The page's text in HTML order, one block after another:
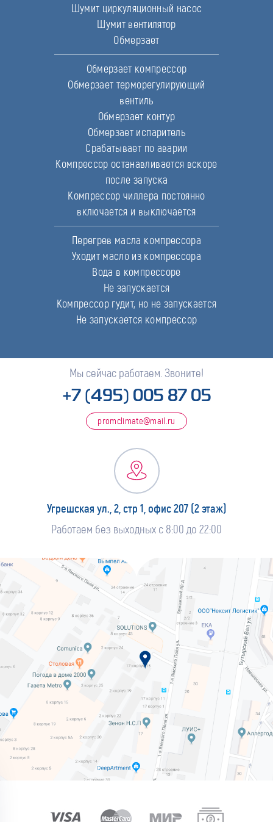
Шумит циркуляционный насос
Шумит вентилятор
Обмерзает
Обмерзает компрессор
Обмерзает терморегулирующий
вентиль
Обмерзает контур
Обмерзает испаритель
Срабатывает по аварии
Компрессор останавливается вскоре
после запуска
Компрессор чиллера постоянно
включается и выключается
Перегрев масла компрессора
Уходит масло из компрессора
Вода в компрессоре
Не запускается
Компрессор гудит, но не запускается
Не запускается компрессор
Мы сейчас работаем. Звоните!
+7 (495) 005 87 05
promclimate@mail.ru
Угрешская ул., 2, стр 1, офис 207 (2 этаж)
Работаем без выходных с 8:00 до 22:00